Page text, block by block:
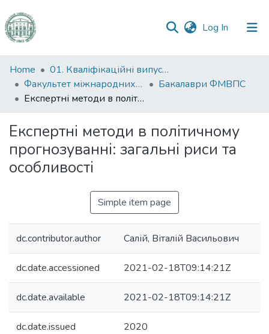
Log In (current)
Communities
&
Collections
Statistics
Home
01. Кваліфікаційні випускні роботи здобувачів вищої освіти
Факультет міжнародних відносин, політології та соціології
Бакалаври ФМВПС
Експертні методи в політичному прогнозуванні: загальні риси та особливості
Експертні методи в політичному
прогнозуванні: загальні риси та
особливості
Simple item page
dc.contributor.author Салій, Віталій Васильович
dc.date.accessioned 2021-02-18T09:14:21Z
dc.date.available 2021-02-18T09:14:21Z
dc.date.issued 2020